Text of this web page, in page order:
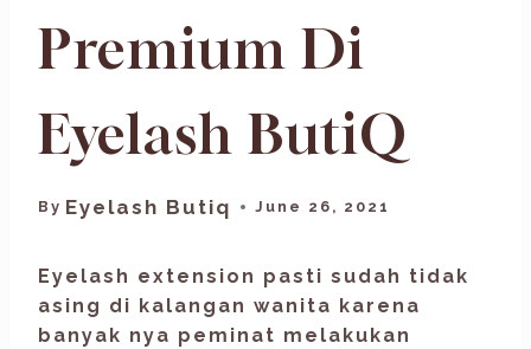
Premium Di
Eyelash ButiQ
By Eyelash Butiq June 26, 2021
Eyelash extension pasti sudah tidak
asing di kalangan wanita karena
banyak nya peminat melakukan